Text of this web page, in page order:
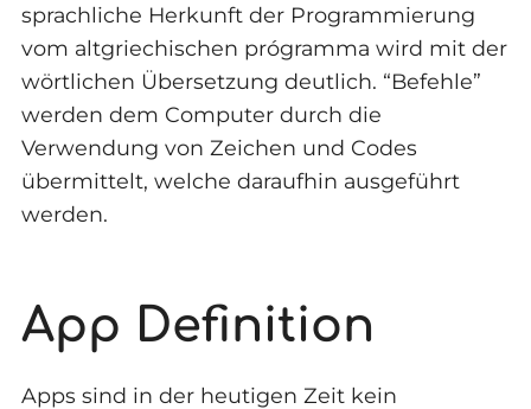
sprachliche Herkunft der Programmierung
vom altgriechischen prógramma wird mit der
wörtlichen Übersetzung deutlich. “Befehle”
werden dem Computer durch die
Verwendung von Zeichen und Codes
übermittelt, welche daraufhin ausgeführt
werden.
App Definition
Apps sind in der heutigen Zeit kein